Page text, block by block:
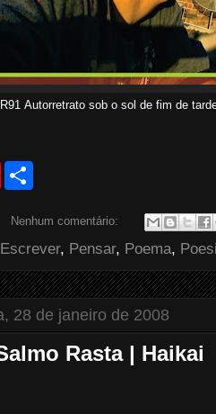
Autorretrato sob o sol de fim de
P
r
e
s
t
e
Nenhum comentário:
Escrever, Pensar, Poema,
28 de janeiro de 2008
Rasta | Haikai